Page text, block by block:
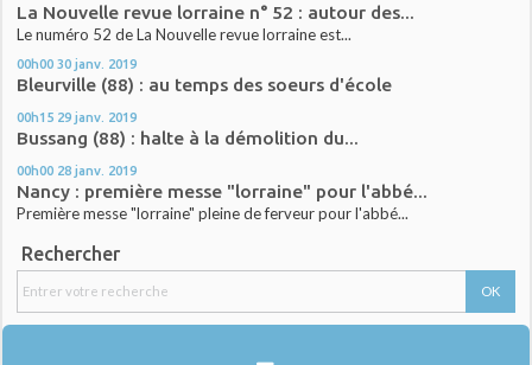
La Nouvelle revue lorraine n° 52 : autour des...
Le numéro 52 de La Nouvelle revue lorraine est...
00h00 30 janv. 2019
Bleurville (88) : au temps des soeurs d'école
00h15 29 janv. 2019
Bussang (88) : halte à la démolition du...
00h00 28 janv. 2019
Nancy : première messe "lorraine" pour l'abbé...
Première messe "lorraine" pleine de ferveur pour l'abbé...
Rechercher